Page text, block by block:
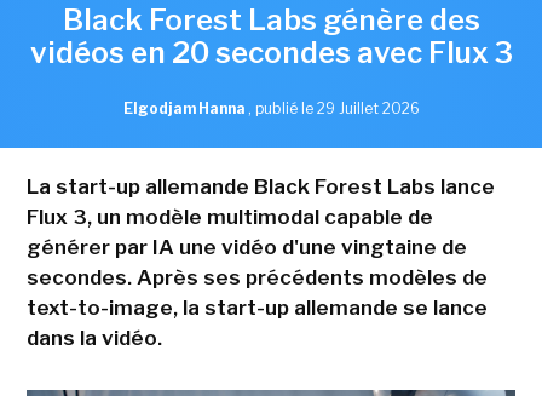
Black Forest Labs génère des
vidéos en 20 secondes avec Flux 3
Elgodjam Hanna , publié le 29 Juillet 2026
La start-up allemande Black Forest Labs lance
Flux 3, un modèle multimodal capable de
générer par IA une vidéo d'une vingtaine de
secondes. Après ses précédents modèles de
text-to-image, la start-up allemande se lance
dans la vidéo.